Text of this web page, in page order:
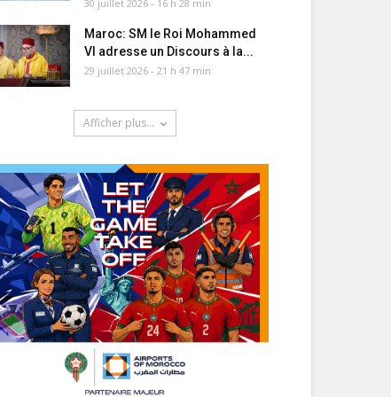
30 juillet 2026 - 16 h 28 min
Maroc: SM le Roi Mohammed
VI adresse un Discours à la...
29 juillet 2026 - 21 h 47 min
Afficher plus...